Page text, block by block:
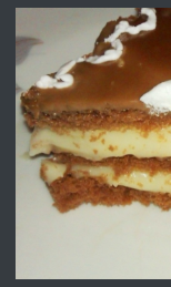
ПРЕДЛАГА